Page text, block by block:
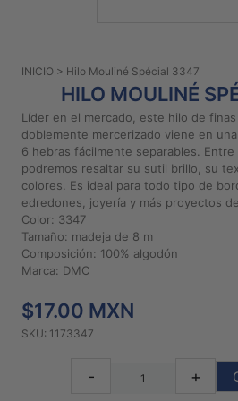
Preguntas
frecuentes
Aviso De
Privacidad
Políticas
Compra
Diseños
INICIO > Hilo Mouliné Spécial 3347
HILO MOULINÉ
Líder en el mercado, este hilo de
doblemente mercerizado viene en
6 hebras fácilmente separables. Entre
podremos resaltar su sutil brillo, su
colores. Es ideal para todo tipo de
edredones, joyería y más proyectos
Color: 3347
Tamaño: madeja de 8 m
Composición: 100% algodón
Marca: DMC
$17.00 MXN
SKU: 1173347
- +